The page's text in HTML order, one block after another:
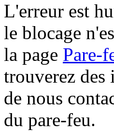
L'erreur est
le blocage
la page Pare-
trouverez
de nous
du pare-feu.